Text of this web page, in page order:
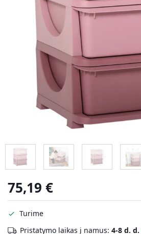
75,19 €
Turime
Pristatymo laikas į namus: 4-8 d. d.